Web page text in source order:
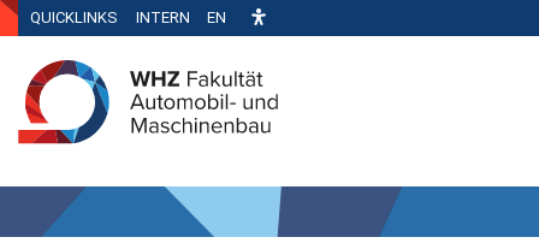
QUICKLINKS INTERN EN